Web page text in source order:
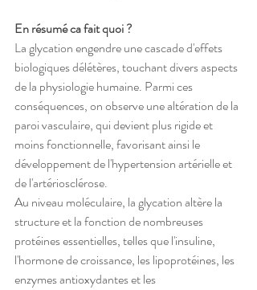
En résumé ca fait quoi ?
La glycation engendre une cascade d'effets
biologiques délétères, touchant divers aspects
de la physiologie humaine. Parmi ces
conséquences, on observe une altération de la
paroi vasculaire, qui devient plus rigide et
moins fonctionnelle, favorisant ainsi le
développement de l'hypertension artérielle et
de l'artériosclérose.
Au niveau moléculaire, la glycation altère la
structure et la fonction de nombreuses
protéines essentielles, telles que l'insuline,
l'hormone de croissance, les lipoprotéines, les
enzymes antioxydantes et les